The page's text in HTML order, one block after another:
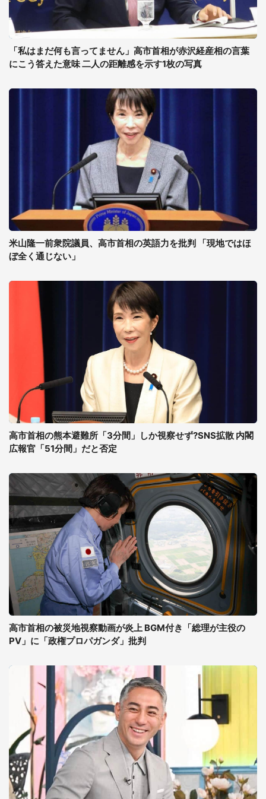
「私はまだ何も言ってません」高市首相が赤沢経産相の言葉
にこう答えた意味 二人の距離感を示す1枚の写真
米山隆一前衆院議員、高市首相の英語力を批判 「現地ではほ
ぼ全く通じない」
高市首相の熊本避難所「3分間」しか視察せず?SNS拡散 内閣
広報官「51分間」だと否定
高市首相の被災地視察動画が炎上 BGM付き「総理が主役の
PV」に「政権プロパガンダ」批判